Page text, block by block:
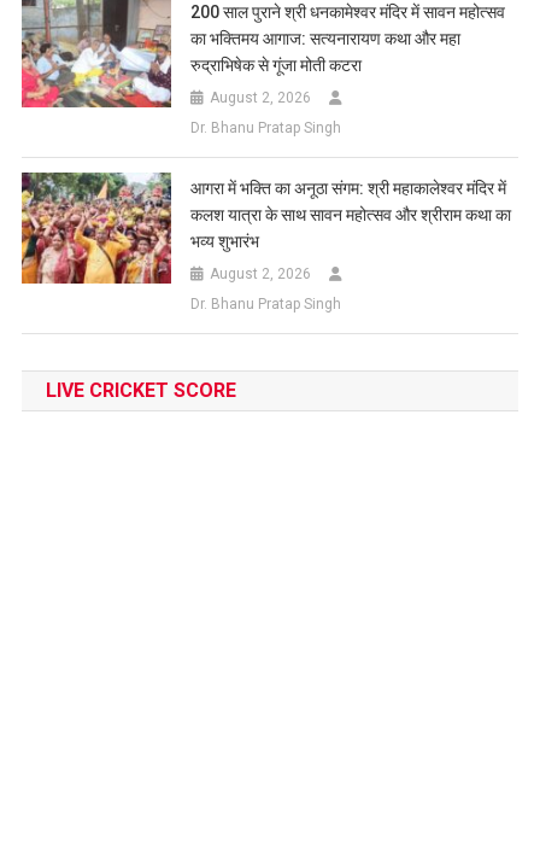
200 साल पुराने श्री धनकामेश्वर मंदिर में सावन महोत्सव
का भक्तिमय आगाज: सत्यनारायण कथा और महा
रुद्राभिषेक से गूंजा मोती कटरा
August 2, 2026
Dr. Bhanu Pratap Singh
आगरा में भक्ति का अनूठा संगम: श्री महाकालेश्वर मंदिर में
कलश यात्रा के साथ सावन महोत्सव और श्रीराम कथा का
भव्य शुभारंभ
August 2, 2026
Dr. Bhanu Pratap Singh
LIVE CRICKET SCORE